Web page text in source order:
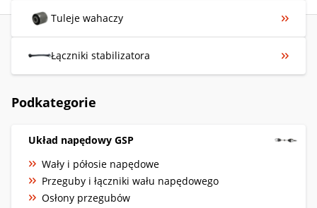
Tuleje wahaczy
Łączniki stabilizatora
Podkategorie
Układ napędowy GSP
Wały i półosie napędowe
Przeguby i łączniki wału napędowego
Osłony przegubów